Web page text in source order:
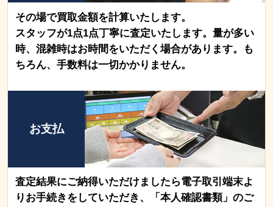
その場で買取金額を計算いたします。
スタッフが1点1点丁寧に査定いたします。量が多い
時、混雑時はお時間をいただく場合があります。も
ちろん、手数料は一切かかりません。
お支払
査定結果にご納得いただけましたら電子取引端末よ
りお手続きをしていただき、「本人確認書類」のご